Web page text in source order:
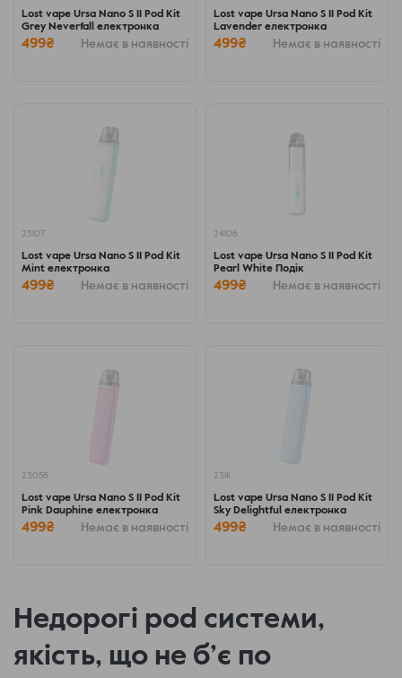
Lost vape Ursa Nano S II Pod Kit
Grey Neverfall електронка
499₴ Немає в наявності
Lost vape Ursa Nano S II Pod Kit
Lavender електронка
499₴ Немає в наявності
23107
Lost vape Ursa Nano S II Pod Kit
Mint електронка
499₴ Немає в наявності
24106
Lost vape Ursa Nano S II Pod Kit
Pearl White Подік
499₴ Немає в наявності
23056
Lost vape Ursa Nano S II Pod Kit
Pink Dauphine електронка
499₴ Немає в наявності
23111
Lost vape Ursa Nano S II Pod Kit
Sky Delightful електронка
499₴ Немає в наявності
Недорогі pod системи,
якість, що не б’є по